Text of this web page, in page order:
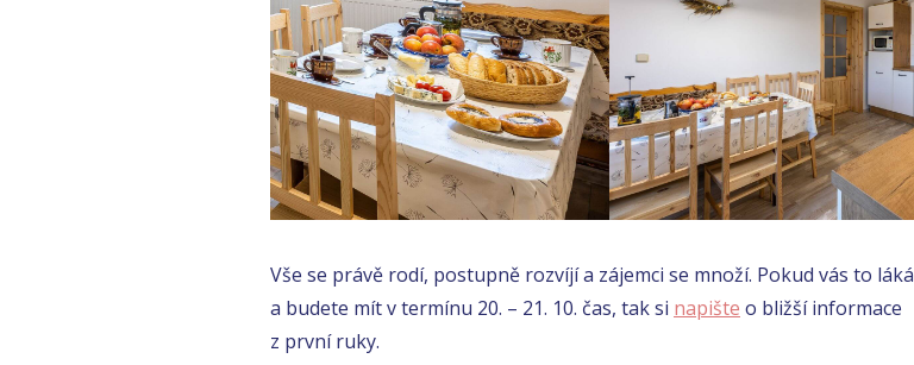
Vše se právě rodí, postupně rozvíjí a zájemci se množí. Pokud vás to láká
a budete mít v termínu 20. – 21. 10. čas, tak si napište o bližší informace
z první ruky.